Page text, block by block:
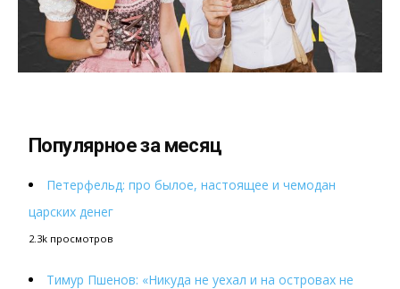
Популярное за месяц
Петерфельд: про былое, настоящее и чемодан
царских денег
2.3k просмотров
Тимур Пшенов: «Никуда не уехал и на островах не